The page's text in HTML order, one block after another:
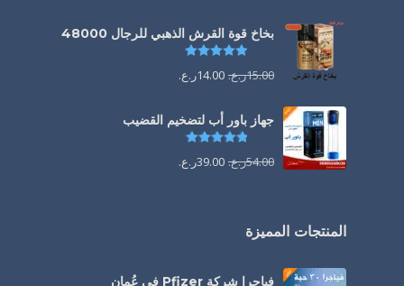
بخاخ قوة القرش الذهبي للرجال 48000
تم التقييم
15.00ر.ع. 14.00ر.ع.
جهاز باور أب لتضخيم القضيب
تم التقييم
54.00ر.ع. 39.00ر.ع.
المنتجات المميزة
فياجرا شركة Pfizer في عُمان